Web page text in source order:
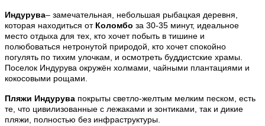
Индурува– замечательная, небольшая рыбацкая деревня,
которая находиться отКоломбо за 30-35 минут, идеальное
место отдыха для тех, кто хочет побыть в тишине и
полюбоваться нетронутой природой, кто хочет спокойно
погулять по тихим улочкам, и осмотреть буддистские храмы.
Поселок Индурува окружён холмами, чайными плантациями и
кокосовыми рощами.
Пляжи Индурува покрыты светло-желтым мелким песком, есть
те, что цивилизованные с лежаками и зонтиками, так и дикие
пляжи, полностью без инфраструктуры.